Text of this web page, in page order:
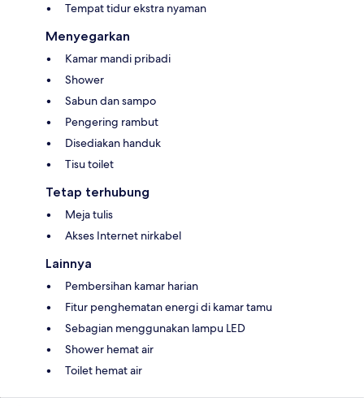
Tempat tidur ekstra nyaman
Menyegarkan
Kamar mandi pribadi
Shower
Sabun dan sampo
Pengering rambut
Disediakan handuk
Tisu toilet
Tetap terhubung
Meja tulis
Akses Internet nirkabel
Lainnya
Pembersihan kamar harian
Fitur penghematan energi di kamar tamu
Sebagian menggunakan lampu LED
Shower hemat air
Toilet hemat air